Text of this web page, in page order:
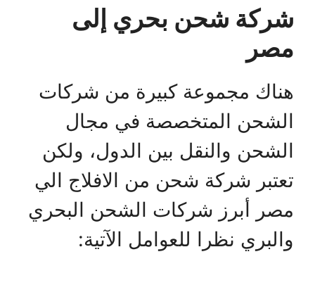
شركة شحن بحري إلى
مصر
هناك مجموعة كبيرة من شركات
الشحن المتخصصة في مجال
الشحن والنقل بين الدول، ولكن
تعتبر شركة شحن من الافلاج الي
مصر أبرز شركات الشحن البحري
والبري نظرا للعوامل الآتية: